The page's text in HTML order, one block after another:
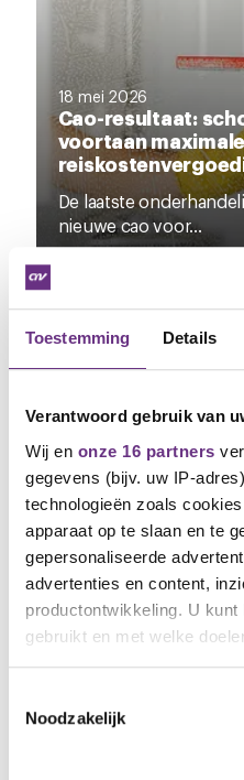
Toestemming Details
Verantwoord gebruik van
Wij en onze 16 partners
gegevens (bijv. uw IP-
technologieën zoals
apparaat op te slaan en te
gepersonaliseerde
advertenties en content,
productontwikkeling. U
gebruikt en met welke
Informatie
Uw apparaat
Noodzakelijk
18 mei 2026
Cao-resultaat:
voortaan maximale
De laatste
nieuwe cao voor...
14 april 2026
Cao-overleg
onderwerpen,
afspraken